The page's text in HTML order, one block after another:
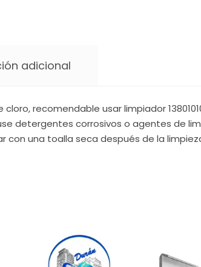
adicional
cloro, recomendable usar limpiador
detergentes corrosivos o agentes de
con una toalla seca después de la